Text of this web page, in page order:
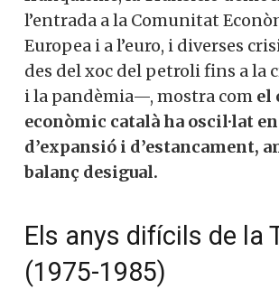
l’entrada a la Comunitat
Europea i a l’euro, i diverses
des del xoc del petroli fins a la
i la pandèmia—, mostra com el
econòmic català ha oscil·lat
d’expansió i d’estancament,
balanç desigual.
Els anys difícils de la
(1975-1985)